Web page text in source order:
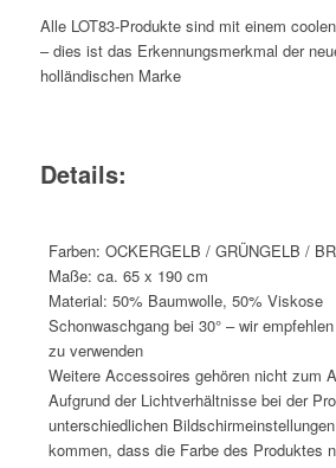
Alle LOT83-Produkte sind mit einem
– dies ist das Erkennungsmerkmal der
holländischen Marke
Details:
Farben: OCKERGELB / GRÜNGELB /
Maße: ca. 65 x 190 cm
Material: 50% Baumwolle, 50% Viskose
Schonwaschgang bei 30° – wir
zu verwenden
Weitere Accessoires gehören nicht zum
Aufgrund der Lichtverhältnisse bei der
unterschiedlichen
kommen, dass die Farbe des Produktes